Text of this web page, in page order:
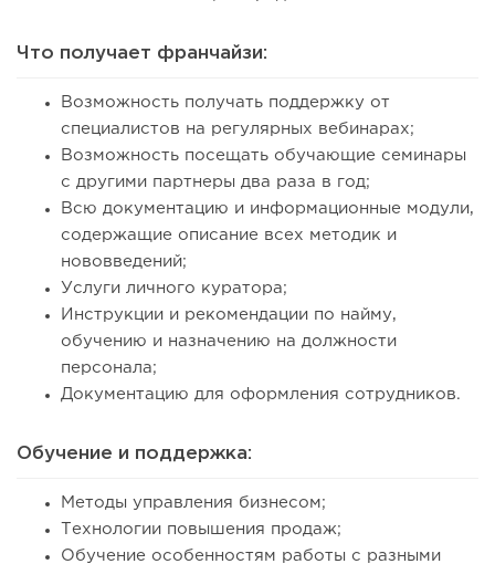
Что получает франчайзи:
Возможность получать поддержку от
специалистов на регулярных вебинарах;
Возможность посещать обучающие семинары
с другими партнеры два раза в год;
Всю документацию и информационные модули,
содержащие описание всех методик и
нововведений;
Услуги личного куратора;
Инструкции и рекомендации по найму,
обучению и назначению на должности
персонала;
Документацию для оформления сотрудников.
Обучение и поддержка:
Методы управления бизнесом;
Технологии повышения продаж;
Обучение особенностям работы с разными